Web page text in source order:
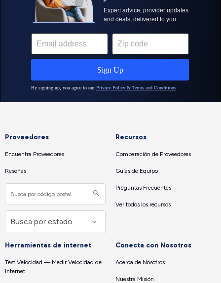
Proveedores
Encuentra Proveedores
Reseñas
Recursos
Comparación de Proveedores
Guías de Equipo
Preguntas Frecuentes
Ver todos los recursos
Herramientas de internet
Test Velocidad — Medir Velocidad de
Internet
Conecta con Nosotros
Acerca de Nosotros
Nuestra Misión